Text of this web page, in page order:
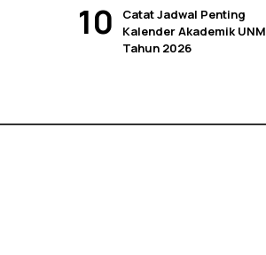
Catat Jadwal Penting
Kalender Akademik UNM
Tahun 2026